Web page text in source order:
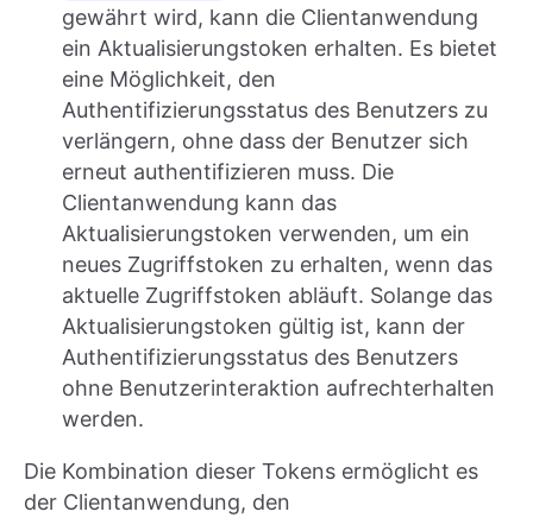
gewährt wird, kann die Clientanwendung
ein Aktualisierungstoken erhalten. Es bietet
eine Möglichkeit, den
Authentifizierungsstatus des Benutzers zu
verlängern, ohne dass der Benutzer sich
erneut authentifizieren muss. Die
Clientanwendung kann das
Aktualisierungstoken verwenden, um ein
neues Zugriffstoken zu erhalten, wenn das
aktuelle Zugriffstoken abläuft. Solange das
Aktualisierungstoken gültig ist, kann der
Authentifizierungsstatus des Benutzers
ohne Benutzerinteraktion aufrechterhalten
werden.
Die Kombination dieser Tokens ermöglicht es
der Clientanwendung, den